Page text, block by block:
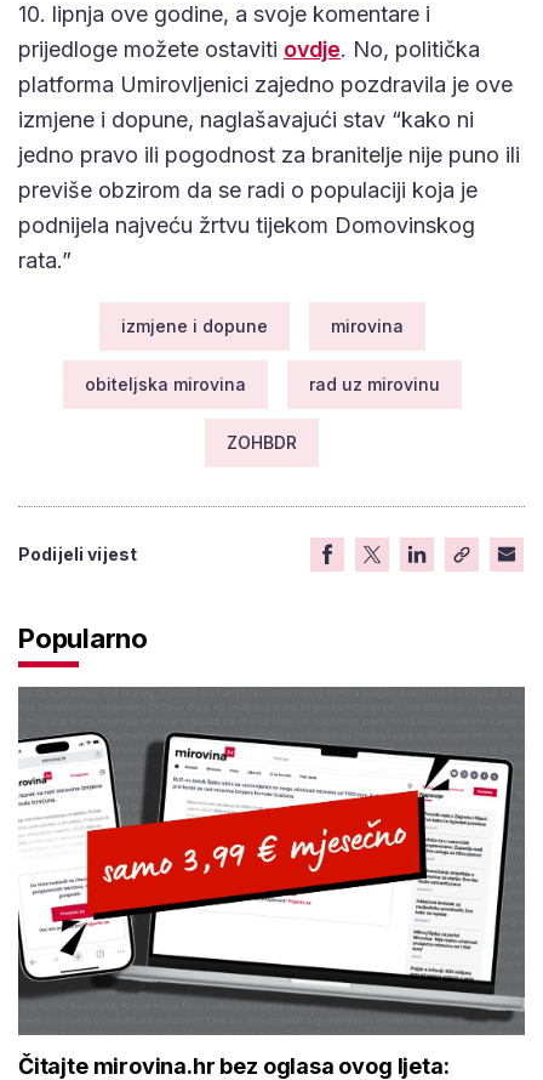
10. lipnja ove godine, a svoje komentare i
prijedloge možete ostaviti ovdje. No, politička
platforma Umirovljenici zajedno pozdravila je ove
izmjene i dopune, naglašavajući stav “kako ni
jedno pravo ili pogodnost za branitelje nije puno ili
previše obzirom da se radi o populaciji koja je
podnijela najveću žrtvu tijekom Domovinskog
rata.”
izmjene i dopune mirovina
obiteljska mirovina rad uz mirovinu
ZOHBDR
Podijeli vijest
Popularno
Čitajte mirovina.hr bez oglasa ovog ljeta: